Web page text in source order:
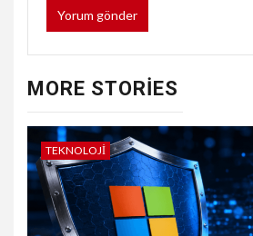
MORE STORIES
TEKNOLOJI